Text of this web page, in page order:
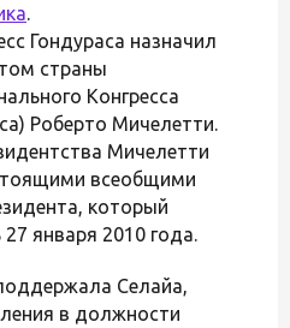
.
Гондураса назначил
страны
Конгресса
Роберто Мичелетти.
Мичелетти
всеобщими
который
января 2010 года.
Селайа,
в должности